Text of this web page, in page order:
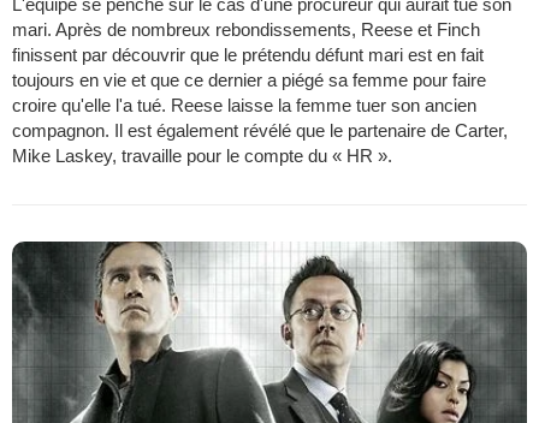
mari. Après de nombreux rebondissements, Reese et Finch
finissent par découvrir que le prétendu défunt mari est en fait
toujours en vie et que ce dernier a piégé sa femme pour faire
croire qu'elle l'a tué. Reese laisse la femme tuer son ancien
compagnon. Il est également révélé que le partenaire de Carter,
Mike Laskey, travaille pour le compte du « HR ».